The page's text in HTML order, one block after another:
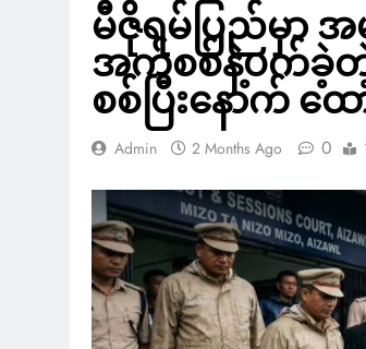
မီဇိုရမ်ပြည်မှာ အ
အက်စစ်နဲ့ပက်ခဲ့တဲ့
စစ်ပြီးနောက် ထ
Admin 2 Months Ago 0